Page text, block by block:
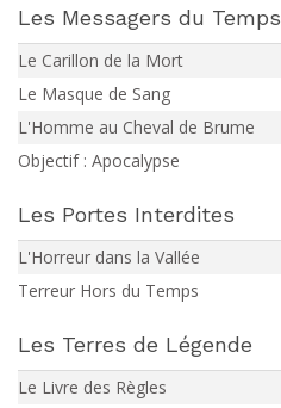
Les Messagers du Temps
Le Carillon de la Mort
Le Masque de Sang
L'Homme au Cheval de Brume
Objectif : Apocalypse
Les Portes Interdites
L'Horreur dans la Vallée
Terreur Hors du Temps
Les Terres de Légende
Le Livre des Règles